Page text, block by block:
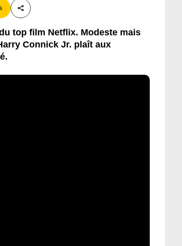
Partager cet article
top film Netflix. Modeste mais
Connick Jr. plaît aux